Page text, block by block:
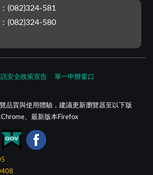
(082)324-581
(082)324-580
安全政策宣告 單一申辦窗口
品質與使用體驗，建議更新瀏覽器至以下版
、最新版本Firefox